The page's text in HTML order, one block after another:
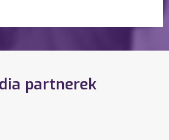
partnerek